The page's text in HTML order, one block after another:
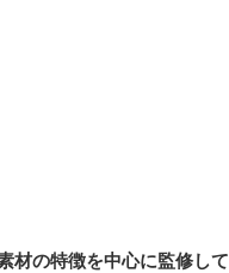
材の特徴を中心に監修して